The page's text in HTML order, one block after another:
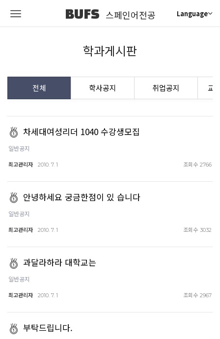
BUFS 스페인어전공 Language
학과게시판
전체 학사공지 취업공지 교
차세대여성리더 1040 수강생모집
일반공지
최고관리자 2010. 7. 1 조회수 2766
안녕하세요 궁금한점이 있 습니다
일반공지
최고관리자 2010. 7. 1 조회수 3032
과달라하라 대학교는
일반공지
최고관리자 2010. 7. 1 조회수 2967
부탁드립니다.